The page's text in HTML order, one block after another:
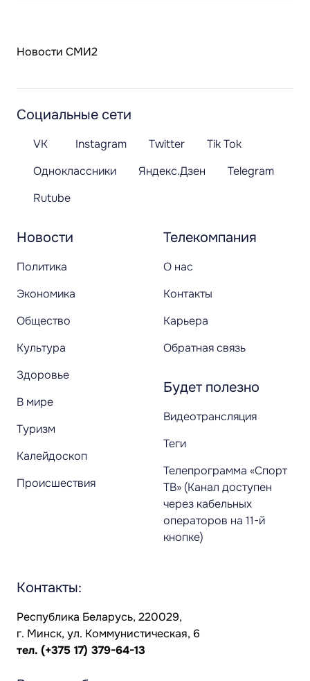
Новости СМИ2
Новости
Политика
Экономика
Общество
Культура
Здоровье
В мире
Туризм
Калейдоскоп
Происшествия
Телекомпания
О нас
Контакты
Карьера
Обратная связь
Будет полезно
Видеотрансляция
Теги
Телепрограмма «Спорт
ТВ» (Канал доступен
через кабельных
операторов на 11-й
кнопке)
Социальные сети
VK Instagram Twitter
Tik Tok
Одноклассники
Яндекс.Дзен
Telegram
Rutube
Контакты:
Республика Беларусь, 220029,
г. Минск, ул. Коммунистическая, 6
тел. (+375 17) 379-64-13